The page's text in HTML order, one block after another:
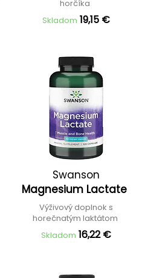
horčíka
Skladom 19,15 €
Swanson
Magnesium Lactate
Výživový doplnok s
horečnatým laktátom
Skladom 16,22 €